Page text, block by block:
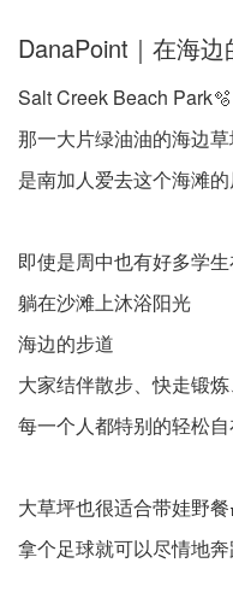
DanaPoint｜在海
Salt Creek Beach Park🫧
那一大片绿油油的海边
是南加人爱去这个海滩
即使是周中也有好多学
躺在沙滩上沐浴阳光
海边的步道
大家结伴散步、快走锻
每一个人都特别的轻松
大草坪也很适合带娃野餐
拿个足球就可以尽情地